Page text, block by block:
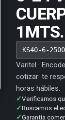
KS40-6-
Varitel ·
cotizar: te
horas hábiles.
✓Verificamos
✓Buscamos el
✓Garantía